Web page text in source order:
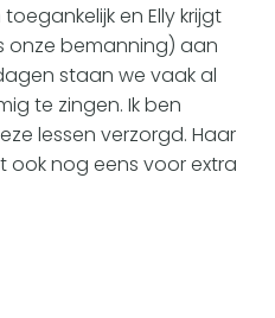
en Elly krijgt
onze bemanning) aan
staan we vaak al
te zingen. Ik ben
lessen verzorgd. Haar
ook nog eens voor extra